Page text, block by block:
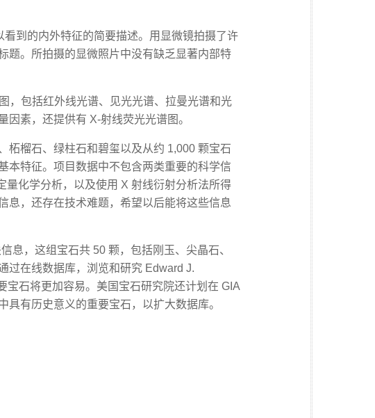
到的内外特征的简要描述。用显微镜拍摄了许
题。所拍摄的显微照片中没有缺乏显著内部特
，包括红外线光谱、见光光谱、拉曼光谱和光
素，还提供有 X-射线荧光光谱图。
柘榴石、绿柱石和碧玺以及从约 1,000 颗宝石
本特征。项目数据中不包含两类重要的科学信
量化学分析，以及使用 X 射线衍射分析法所得
息，还存在技术难题，希望以后能将这些信息
息，这组宝石共 50 颗，包括刚玉、尖晶石、
过在线数据库，浏览和研究 Edward J.
宝石将更加容易。美国宝石研究院还计划在 GIA
有历史意义的重要宝石，以扩大数据库。